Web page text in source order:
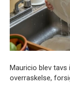
Mauricio blev tavs
overraskelse,